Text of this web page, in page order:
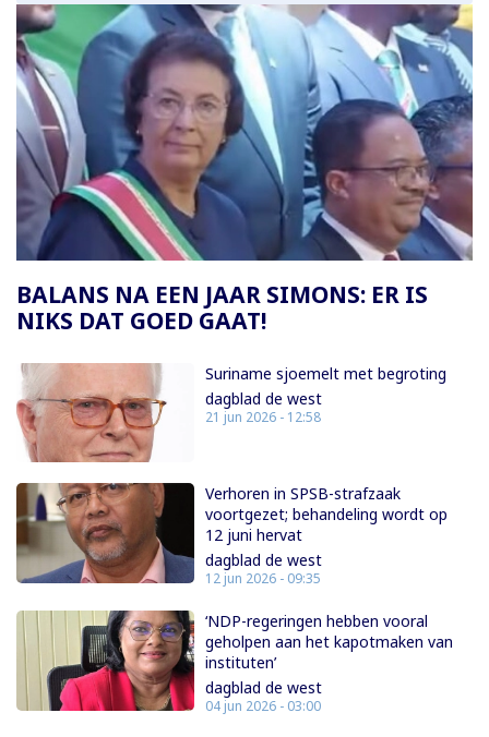
BALANS NA EEN JAAR SIMONS: ER IS
NIKS DAT GOED GAAT!
Suriname sjoemelt met begroting
dagblad de west
21 jun 2026 - 12:58
Verhoren in SPSB-strafzaak
voortgezet; behandeling wordt op
12 juni hervat
dagblad de west
12 jun 2026 - 09:35
‘NDP-regeringen hebben vooral
geholpen aan het kapotmaken van
instituten’
dagblad de west
04 jun 2026 - 03:00